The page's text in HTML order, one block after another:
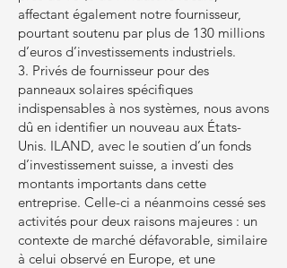
affectant également notre fournisseur,
pourtant soutenu par plus de 130 millions
d’euros d’investissements industriels.
3. Privés de fournisseur pour des
panneaux solaires spécifiques
indispensables à nos systèmes, nous avons
dû en identifier un nouveau aux États-
Unis. ILAND, avec le soutien d’un fonds
d’investissement suisse, a investi des
montants importants dans cette
entreprise. Celle-ci a néanmoins cessé ses
activités pour deux raisons majeures : un
contexte de marché défavorable, similaire
à celui observé en Europe, et une